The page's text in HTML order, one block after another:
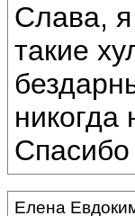
Слава,
такие
никогда
Спасибо
Елена